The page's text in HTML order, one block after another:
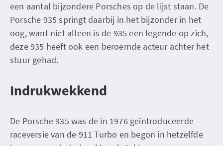
een aantal bijzondere Porsches op de lijst staan. De
Porsche 935 springt daarbij in het bijzonder in het
oog, want niet alleen is de 935 een legende op zich,
deze 935 heeft ook een beroemde acteur achter het
stuur gehad.
Indrukwekkend
De Porsche 935 was de in 1976 geïntroduceerde
raceversie van de 911 Turbo en begon in hetzelfde